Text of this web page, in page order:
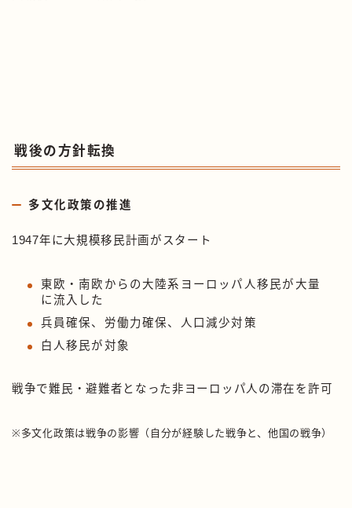
戦後の方針転換
多文化政策の推進
1947年に大規模移民計画がスタート
東欧・南欧からの大陸系ヨーロッパ人移民が大量
に流入した
兵員確保、労働力確保、人口減少対策
白人移民が対象
戦争で難民・避難者となった非ヨーロッパ人の滞在を許可
※多文化政策は戦争の影響（自分が経験した戦争と、他国の戦争）